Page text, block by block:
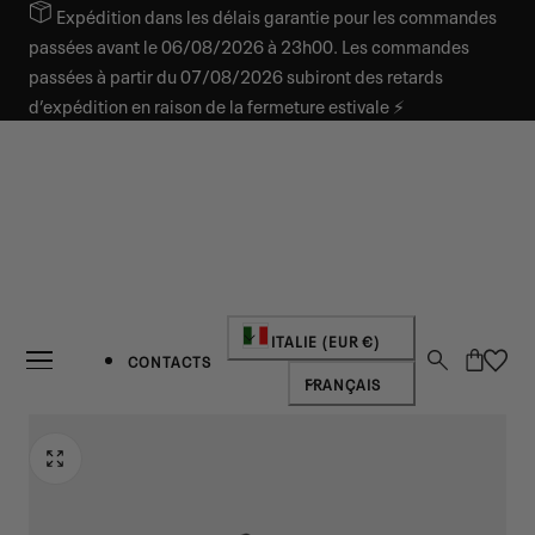
AU CONTENUExpédition dans les délais garantie pour les commandes
passées avant le 06/08/2026 à 23h00. Les commandes
passées à partir du 07/08/2026 subiront des retards
d’expédition en raison de la fermeture estivale ⚡
CONTACTS
Pays/régionITALIE (EUR €)
Langue
FRANÇAIS
Panier